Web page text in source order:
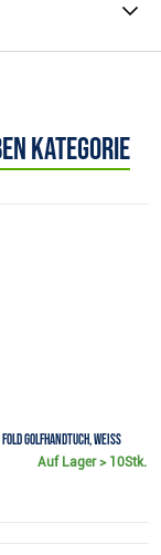
Kategorie
Fold Golfhandtuch, weiss
Auf Lager> 10Stk.